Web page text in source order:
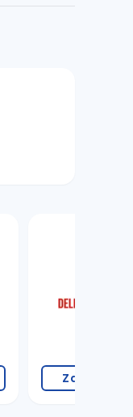
Zapratite